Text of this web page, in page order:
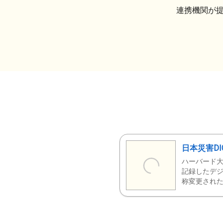
連携機関が
日本災害
ハーバード
記録したデ
称変更された